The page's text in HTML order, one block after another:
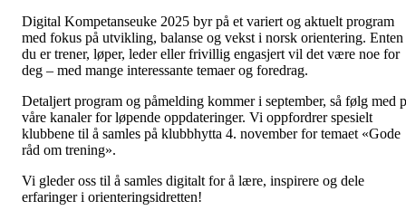
Digital Kompetanseuke 2025 byr på et variert og aktuelt program
med fokus på utvikling, balanse og vekst i norsk orientering. Enten
du er trener, løper, leder eller frivillig engasjert vil det være noe for
deg – med mange interessante temaer og foredrag.
Detaljert program og påmelding kommer i september, så følg med
våre kanaler for løpende oppdateringer. Vi oppfordrer spesielt
klubbene til å samles på klubbhytta 4. november for temaet «Gode
råd om trening».
Vi gleder oss til å samles digitalt for å lære, inspirere og dele
erfaringer i orienteringsidretten!